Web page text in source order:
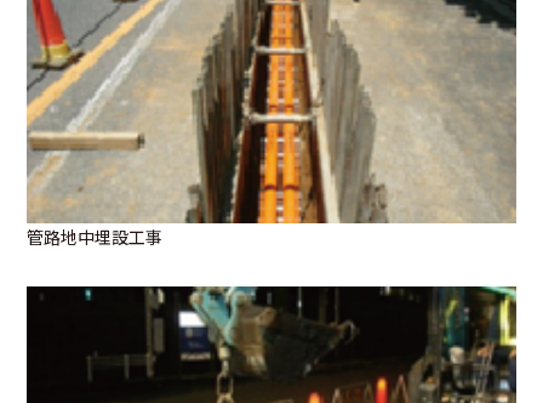
管路地中埋設工事